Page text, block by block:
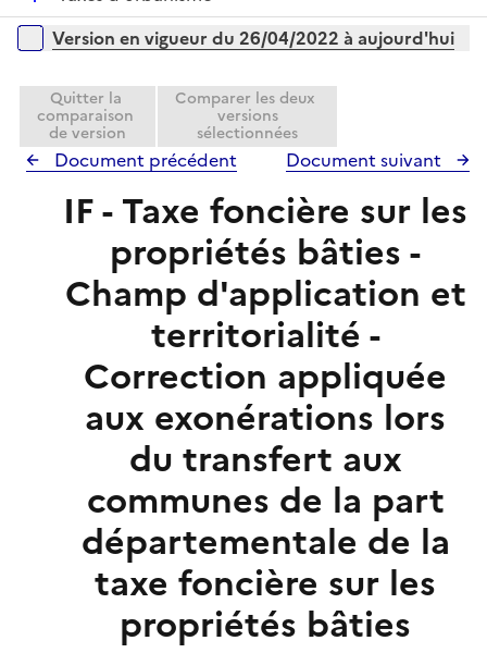
r
e
r
é
p
e
r
Versions sur la période
Version en vigueur du 26/04/2022 à aujourd'hui
Quitter la
comparaison
de version
Comparer les deux
versions
sélectionnées
Document précédent Document suivant
IF - Taxe foncière sur les
propriétés bâties -
Champ d'application et
territorialité -
Correction appliquée
aux exonérations lors
du transfert aux
communes de la part
départementale de la
taxe foncière sur les
propriétés bâties